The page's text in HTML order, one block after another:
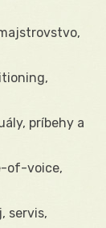
príbehy a
of-voice,
servis,